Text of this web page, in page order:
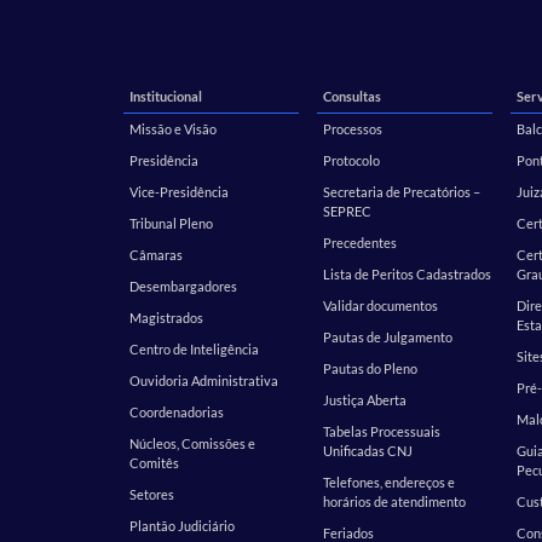
Institucional
Missão e Visão
Presidência
Vice-Presidência
Tribunal Pleno
Câmaras
Desembargadores
Magistrados
Centro de Inteligência
Ouvidoria Administrativa
Coordenadorias
Núcleos, Comissões e
Comitês
Setores
Plantão Judiciário
Consultas
Processos
Protocolo
Secretaria de Precatórios –
SEPREC
Precedentes
Lista de Peritos Cadastrados
Validar documentos
Pautas de Julgamento
Pautas do Pleno
Justiça Aberta
Tabelas Processuais
Unificadas CNJ
Telefones, endereços e
horários de atendimento
Feriados